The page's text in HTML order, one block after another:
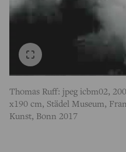
Thomas Ruff: jpeg icbm02,
x190 cm, Städel Museum,
Kunst, Bonn 2017